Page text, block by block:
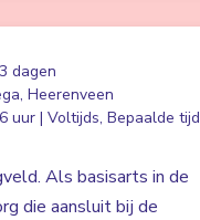
dagen
Heerenveen
uur | Voltijds, Bepaalde tijd
Als basisarts in de
die aansluit bij de